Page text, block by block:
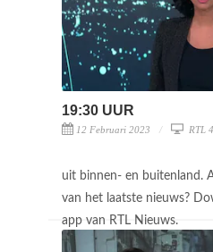
19:30 UUR
12 Februari 2023 RTL 4
uit binnen- en buitenland.
van het laatste nieuws?
app van RTL Nieuws.